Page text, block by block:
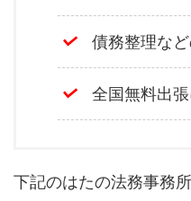
債務整理な
全国無料出
下記のはたの法務事務